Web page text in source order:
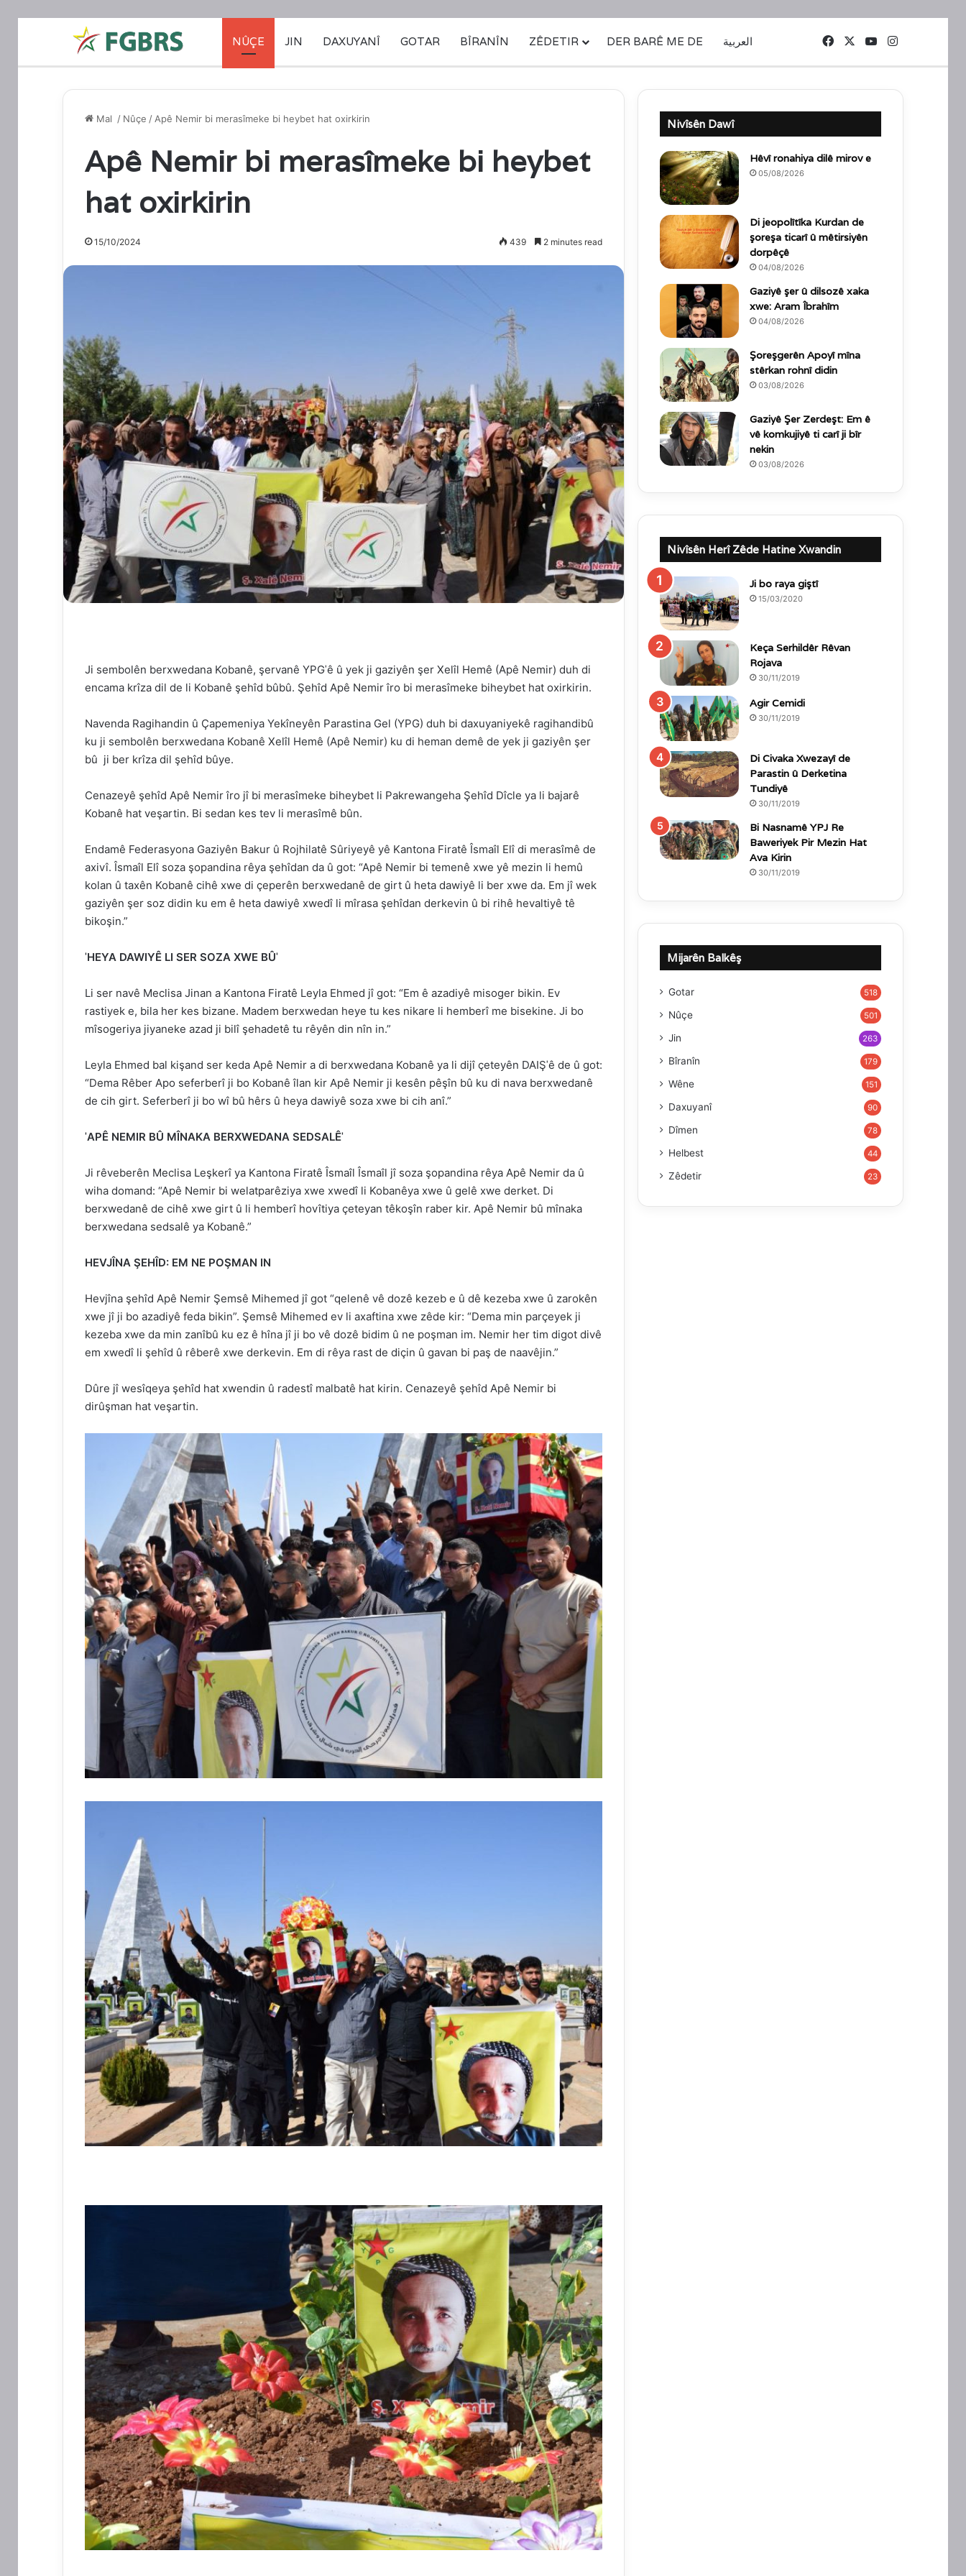
NÛÇE JIN DAXUYANÎ GOTAR BÎRANÎN ZÊDETIR DER BARÊ ME DE العربية FacebookYouTubeInstagram
Mal / Nûçe / Apê Nemir bi merasîmeke bi heybet hat oxirkirin
Apê Nemir bi merasîmeke bi heybet
hat oxirkirin
15/10/2024 439 2 minutes read
Ji sembolên berxwedana Kobanê, şervanê YPGˈê û yek ji gaziyên şer Xelîl Hemê (Apê Nemir) duh di
encama krîza dil de li Kobanê şehîd bûbû. Şehîd Apê Nemir îro bi merasîmeke biheybet hat oxirkirin.
Navenda Ragihandin û Çapemeniya Yekîneyên Parastina Gel (YPG) duh bi daxuyaniyekê ragihandibû
ku ji sembolên berxwedana Kobanê Xelîl Hemê (Apê Nemir) ku di heman demê de yek ji gaziyên şer
bû ji ber krîza dil şehîd bûye.
Cenazeyê şehîd Apê Nemir îro jî bi merasîmeke biheybet li Pakrewangeha Şehîd Dîcle ya li bajarê
Kobanê hat veşartin. Bi sedan kes tev li merasîmê bûn.
Endamê Federasyona Gaziyên Bakur û Rojhilatê Sûriyeyê yê Kantona Firatê Îsmaîl Elî di merasîmê de
axivî. Îsmaîl Elî soza şopandina rêya şehîdan da û got: “Apê Nemir bi temenê xwe yê mezin li hemû
kolan û taxên Kobanê cihê xwe di çeperên berxwedanê de girt û heta dawiyê li ber xwe da. Em jî wek
gaziyên şer soz didin ku em ê heta dawiyê xwedî li mîrasa şehîdan derkevin û bi rihê hevaltiyê tê
bikoşin.”
ˈHEYA DAWIYÊ LI SER SOZA XWE BÛˈ
Li ser navê Meclisa Jinan a Kantona Firatê Leyla Ehmed jî got: “Em ê azadiyê misoger bikin. Ev
rastiyek e, bila her kes bizane. Madem berxwedan heye tu kes nikare li hemberî me bisekine. Ji bo
mîsogeriya jiyaneke azad ji bilî şehadetê tu rêyên din nîn in.”
Leyla Ehmed bal kişand ser keda Apê Nemir a di berxwedana Kobanê ya li dijî çeteyên DAIŞˈê de û got:
“Dema Rêber Apo seferberî ji bo Kobanê îlan kir Apê Nemir ji kesên pêşîn bû ku di nava berxwedanê
de cih girt. Seferberî ji bo wî bû hêrs û heya dawiyê soza xwe bi cih anî.”
ˈAPÊ NEMIR BÛ MÎNAKA BERXWEDANA SEDSALÊˈ
Ji rêveberên Meclisa Leşkerî ya Kantona Firatê Îsmaîl Îsmaîl jî soza şopandina rêya Apê Nemir da û
wiha domand: “Apê Nemir bi welatparêziya xwe xwedî li Kobanêya xwe û gelê xwe derket. Di
berxwedanê de cihê xwe girt û li hemberî hovîtiya çeteyan têkoşîn raber kir. Apê Nemir bû mînaka
berxwedana sedsalê ya Kobanê.”
HEVJÎNA ŞEHÎD: EM NE POŞMAN IN
Hevjîna şehîd Apê Nemir Şemsê Mihemed jî got “qelenê vê dozê kezeb e û dê kezeba xwe û zarokên
xwe jî ji bo azadiyê feda bikin”. Şemsê Mihemed ev li axaftina xwe zêde kir: “Dema min parçeyek ji
kezeba xwe da min zanîbû ku ez ê hîna jî ji bo vê dozê bidim û ne poşman im. Nemir her tim digot divê
em xwedî li şehîd û rêberê xwe derkevin. Em di rêya rast de diçin û gavan bi paş de naavêjin.”
Dûre jî wesîqeya şehîd hat xwendin û radestî malbatê hat kirin. Cenazeyê şehîd Apê Nemir bi
dirûşman hat veşartin.
Nivîsên Dawî
Hêvî ronahiya dilê mirov e
05/08/2026
Di jeopolîtîka Kurdan de
şoreşa ticarî û mêtirsiyên
dorpêçê
04/08/2026
Gaziyê şer û dilsozê xaka
xwe: Aram Îbrahîm
04/08/2026
Şoreşgerên Apoyî mîna
stêrkan rohnî didin
03/08/2026
Gaziyê Şer Zerdeşt: Em ê
vê komkujiyê ti carî ji bîr
nekin
03/08/2026
Nivîsên Herî Zêde Hatine Xwandin
Ji bo raya giştî
15/03/2020
Keça Serhildêr Rêvan
Rojava
30/11/2019
Agir Cemidi
30/11/2019
Di Civaka Xwezayî de
Parastin û Derketina
Tundiyê
30/11/2019
Bi Nasnamê YPJ Re
Baweriyek Pir Mezin Hat
Ava Kirin
30/11/2019
Mijarên Balkêş
Gotar 518
Nûçe 501
Jin 263
Bîranîn 179
Wêne 151
Daxuyanî 90
Dîmen 78
Helbest 44
Zêdetir 23